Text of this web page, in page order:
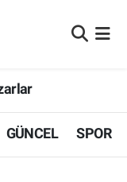
GÜNCEL SPOR